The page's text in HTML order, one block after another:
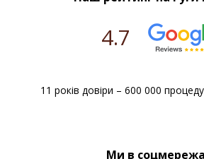
важливо. Підтримка
всього періоду лікування.
Окреме дякую Олександру
4.7
11 років довіри – 600 000
Ми в